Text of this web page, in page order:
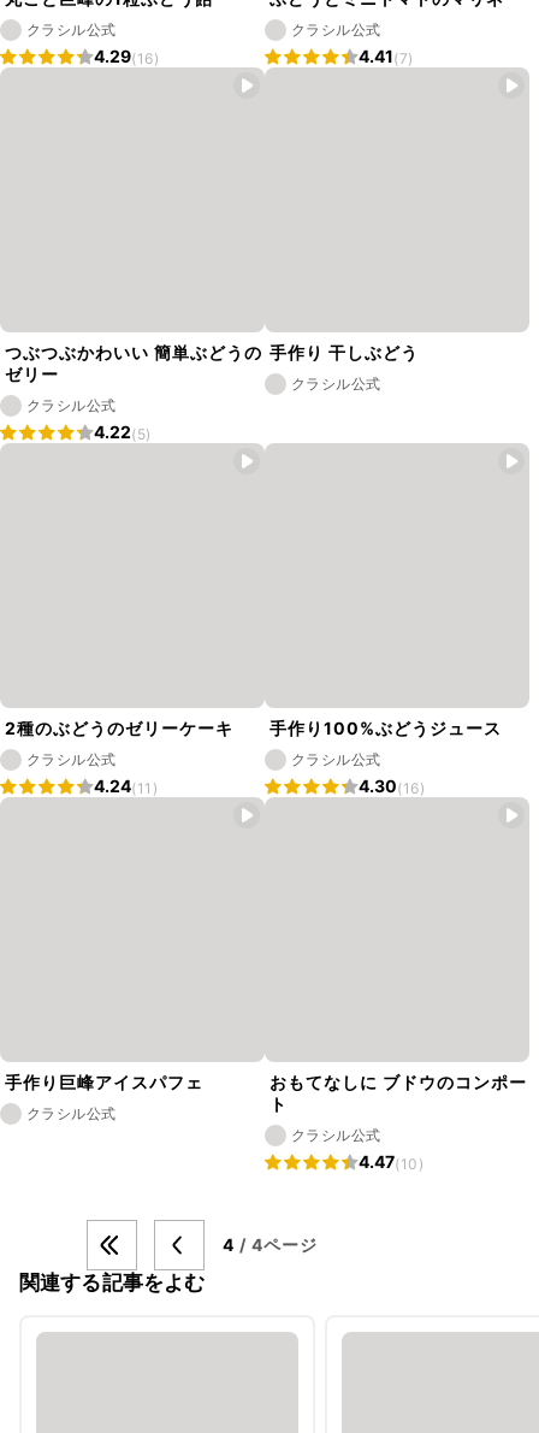
クラシル公式
4.29(16)
クラシル公式
4.41(7)
つぶつぶかわいい 簡単ぶどうの
ゼリー
クラシル公式
4.22(5)
手作り 干しぶどう
クラシル公式
2種のぶどうのゼリーケーキ
クラシル公式
4.24(11)
手作り100%ぶどうジュース
クラシル公式
4.30(16)
手作り巨峰アイスパフェ
クラシル公式
おもてなしに ブドウのコンポー
ト
クラシル公式
4.47(10)
4 / 4ページ
関連する記事をよむ